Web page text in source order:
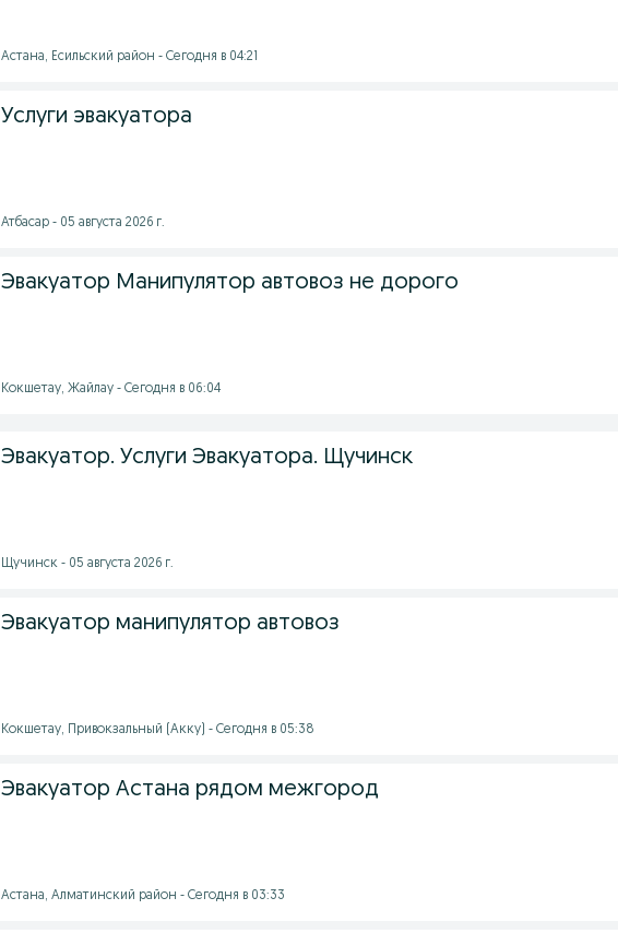
Астана, Есильский район - Сегодня в 04:21
Услуги эвакуатора
Атбасар - 05 августа 2026 г.
Эвакуатор Манипулятор автовоз не дорого
Кокшетау, Жайлау - Сегодня в 06:04
Эвакуатор. Услуги Эвакуатора. Щучинск
Щучинск - 05 августа 2026 г.
Эвакуатор манипулятор автовоз
Кокшетау, Привокзальный (Акку) - Сегодня в 05:38
Эвакуатор Астана рядом межгород
Астана, Алматинский район - Сегодня в 03:33